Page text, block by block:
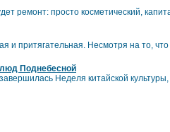
ремонт: просто косметический,
и притягательная. Несмотря на то,
Поднебесной
Неделя китайской